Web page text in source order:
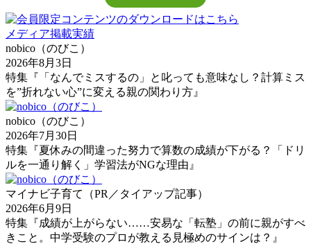
メディア掲載実績
nobico（のびこ）
2026年8月3日
特集『「なんでミスするの」と叱っても意味なし？計算ミス
を”折れない心”に変える親の関わり方』
nobico（のびこ）
2026年7月30日
特集『夏休みの間違った努力で算数の成績が下がる？「ドリ
ルを一通り解く」学習法がNGな理由』
マイナビ子育て（PR／タイアップ記事）
2026年6月9日
特集『成績が上がらない……安易な「転塾」の前に親がすべ
きこと。中学受験のプロが教える見極めのサインは？』